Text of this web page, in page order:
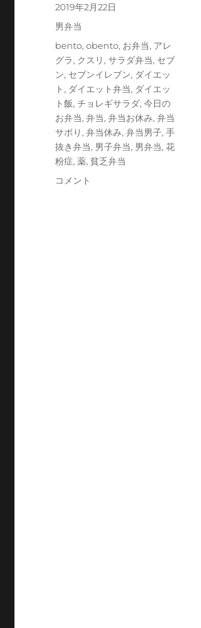
投
稿
2019年2月22日
カ
テ
ゴ
ー
男弁当
タ
グ
bento,obento, お弁当, アレ
グラ, クスリ ,サラダ弁当, セブ
ン, セブンイレブン, ダイエッ
ト , ダイエット弁当, ダイエッ
ト飯,チョレギサラダ,今日の
お弁当,弁当,弁当お休み,弁当
サボり ,弁当休み,弁当男子,手
抜き弁当, 男子弁当, 男弁当,花
粉症,薬,貧乏弁当
詰
コメント